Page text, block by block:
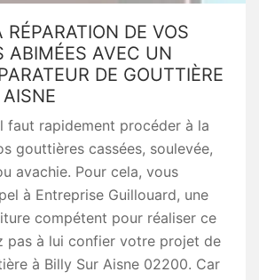
RÉPARATION DE VOS
ABIMÉES AVEC UN
DE GOUTTIÈRE
faut rapidement procéder à la
gouttières cassées, soulevée,
avachie. Pour cela, vous
à Entreprise Guillouard, une
compétent pour réaliser ce
pas à lui confier votre projet de
à Billy Sur Aisne 02200. Car